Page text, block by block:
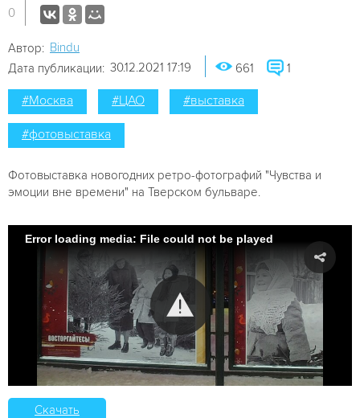
0
Автор: Bindu
Дата публикации: 30.12.2021 17:19 661 1
#Москва #ЦАО #выставка
#фотовыставка
Фотовыставка новогодних ретро-фотографий "Чувства и
эмоции вне времени" на Тверском бульваре.
Error loading media: File could not be played
Скачать